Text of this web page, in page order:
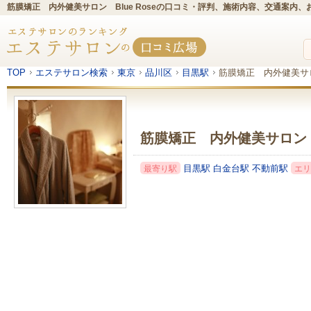
筋膜矯正 内外健美サロン Blue Roseの口コミ・評判、施術内容、交通案内、
TOP エステサロン検索 東京 品川区 目黒駅 筋膜矯正 内外健美
筋膜矯正 内外健美サロ
最寄り駅 目黒駅 白金台駅 不動前駅 エ